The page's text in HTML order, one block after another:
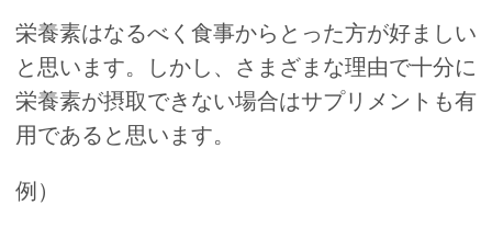
栄養素はなるべく食事からとった方が好ましい
と思います。しかし、さまざまな理由で十分に
栄養素が摂取できない場合はサプリメントも有
用であると思います。
例）